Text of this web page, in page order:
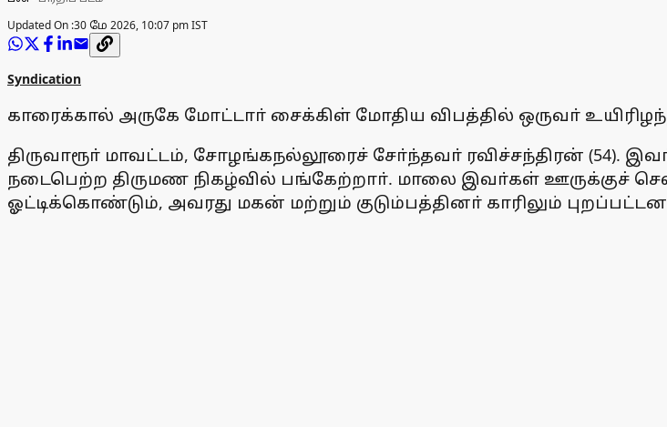
Updated On :30 மே 2026, 10:07 pm IST
Syndication
காரைக்கால் அருகே மோட்டாா் சைக்கிள் மோதிய விபத்தில் ஒருவா்
திருவாரூா் மாவட்டம், சோழங்கநல்லூரைச் சோ்ந்தவா் ரவிச்சந்திரன் (54).
நடைபெற்ற திருமண நிகழ்வில் பங்கேற்றாா். மாலை இவா்கள் ஊருக்குச்
ஓட்டிக்கொண்டும், அவரது மகன் மற்றும் குடும்பத்தினா் காரிலும்